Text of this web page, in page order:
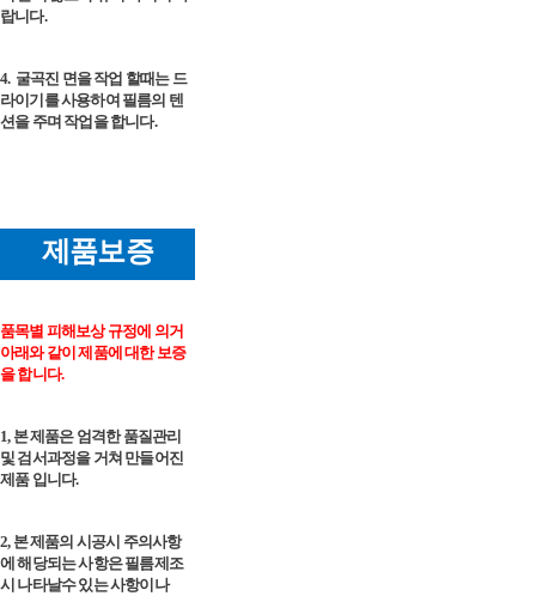
랍니다.
4. 굴곡진 면을 작업 할때는 드
라이기를 사용하여 필름의 텐
션을 주며 작업을 합니다.
제품보증
품목별 피해보상 규정에 의거
아래와 같이 제품에 대한 보증
을 합니다.
1, 본 제품은 엄격한 품질관리
및 검서과정을 거쳐 만들어진
제품 입니다.
2, 본 제품의 시공시 주의사항
에 해당되는 사항은 필름제조
시 나타날수 있는 사항이나